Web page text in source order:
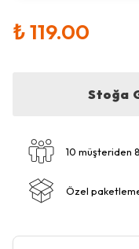
₺ 119.00
Stoğa
10 müşteriden
Özel